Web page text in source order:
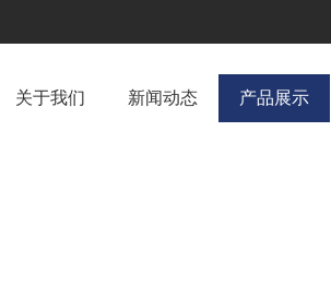
关于我们 新闻动态 产品展示